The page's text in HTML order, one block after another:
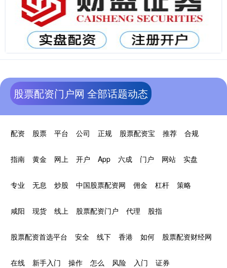
股票配资门户网 全部话题动态
配资 股票 平台 公司 正规 股票配资宝 推荐 合规
指南 黄金 网上 开户 App 六成 门户 网站 实盘
专业 无息 炒股 中国股票配资网 佣金 杠杆 策略
咸阳 现货 线上 股票配资门户 代理 股指
股票配资首选平台 安全 线下 香港 如何 股票配资财经网
在线 新手入门 操作 怎么 风险 入门 证券